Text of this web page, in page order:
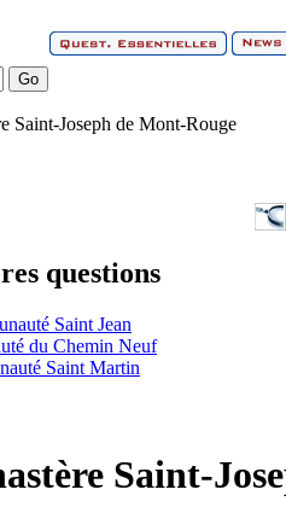
Saint-Joseph de Mont-Rouge
questions
Saint Jean
du Chemin Neuf
Saint Martin
Saint-